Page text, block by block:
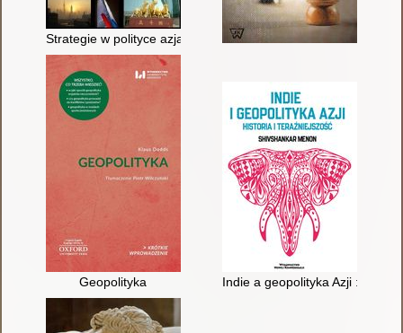
Strategie w polityce azjatyckiej : rozważania o aspiracjach i
Geopolityka Indie a geopolityka Azji :